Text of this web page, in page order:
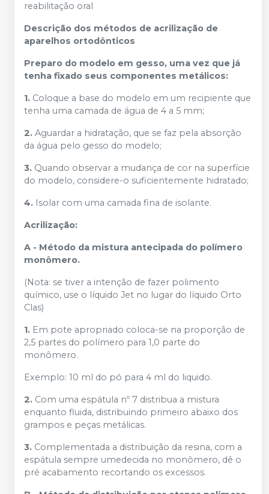
reabilitação oral
Descrição dos métodos de acrilização de
aparelhos ortodônticos
Preparo do modelo em gesso, uma vez que já
tenha fixado seus componentes metálicos:
1. Coloque a base do modelo em um recipiente que
tenha uma camada de água de 4 a 5 mm;
2. Aguardar a hidratação, que se faz pela absorção
da água pelo gesso do modelo;
3. Quando observar a mudança de cor na superfície
do modelo, considere-o suficientemente hidratado;
4. Isolar com uma camada fina de isolante.
Acrilização:
A - Método da mistura antecipada do polímero
monômero.
(Nota: se tiver a intenção de fazer polimento
químico, use o líquido Jet no lugar do líquido Orto
Clas)
1. Em pote apropriado coloca-se na proporção de
2,5 partes do polímero para 1,0 parte do
monômero.
Exemplo: 10 ml do pó para 4 ml do liquido.
2. Com uma espátula nº 7 distribua a mistura
enquanto fluida, distribuindo primeiro abaixo dos
grampos e peças metálicas.
3. Complementada a distribuição da resina, com a
espátula sempre umedecida no monômero, dê o
pré acabamento recortando os excessos.